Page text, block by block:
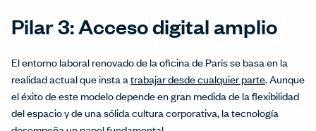
Pilar 3: Acceso digital amplio
El entorno laboral renovado de la oficina de París se basa en la
realidad actual que insta atrabajar desde cualquier parte. Aunque
el éxito de este modelo depende en gran medida de la flexibilidad
del espacio y de una sólida cultura corporativa, la tecnología